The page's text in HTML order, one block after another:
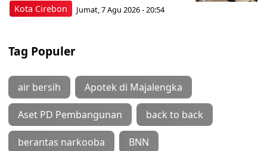
Kota Cirebon Jumat, 7 Agu 2026 - 20:54
Tag Populer
air bersih Apotek di Majalengka
Aset PD Pembangunan back to back
berantas narkooba BNN